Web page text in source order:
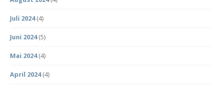
Juli 2024(4)
Juni 2024(5)
Mai 2024(4)
April 2024(4)